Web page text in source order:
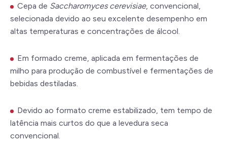
Cepa de Saccharomyces cerevisiae, convencional,
selecionada devido ao seu excelente desempenho em
altas temperaturas e concentrações de álcool.
Em formado creme, aplicada em fermentações de
milho para produção de combustível e fermentações de
bebidas destiladas.
Devido ao formato creme estabilizado, tem tempo de
latência mais curtos do que a levedura seca
convencional.